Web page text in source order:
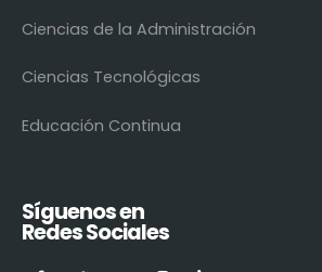
Ciencias de la Administración
Ciencias Tecnológicas
Educación Continua
Síguenos en
Redes Sociales